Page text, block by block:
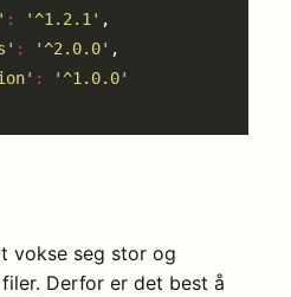
: '^1.2.1'
: '^2.0.0'
:
'^1.0.0'
vokse seg stor og
Derfor er det best å